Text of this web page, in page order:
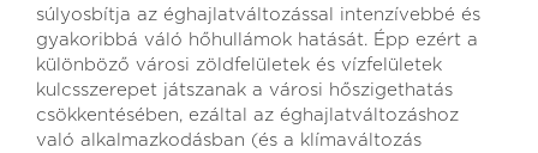
súlyosbítja az éghajlatváltozással intenzívebbé és
gyakoribbá váló hőhullámok hatását. Épp ezért a
különböző városi zöldfelületek és vízfelületek
kulcsszerepet játszanak a városi hőszigethatás
csökkentésében, ezáltal az éghajlatváltozáshoz
való alkalmazkodásban (és a klímaváltozás